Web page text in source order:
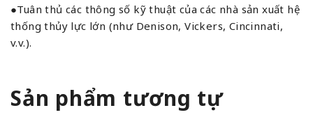
●Tuân thủ các thông số kỹ thuật của các nhà sản xuất hệ
thống thủy lực lớn (như Denison, Vickers, Cincinnati,
v.v.).
Sản phẩm tương tự